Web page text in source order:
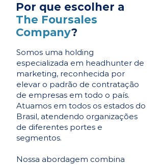
Por que escolher a
The Foursales
Company?
Somos uma holding
especializada em headhunter de
marketing, reconhecida por
elevar o padrão de contratação
de empresas em todo o país.
Atuamos em todos os estados do
Brasil, atendendo organizações
de diferentes portes e
segmentos.
Nossa abordagem combina